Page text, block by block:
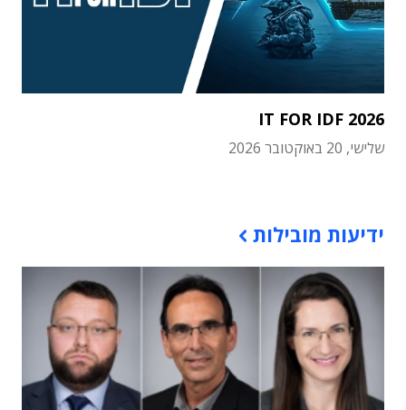
IT FOR IDF 2026
שלישי, 20 באוקטובר 2026
ידיעות מובילות